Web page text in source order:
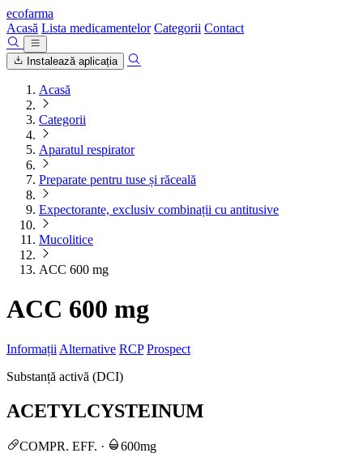
ecofarma
Acasă Lista medicamentelor Categorii Contact
Instalează aplicația
Acasă
Categorii
Aparatul respirator
Preparate pentru tuse și răceală
Expectorante, exclusiv combinații cu antitusive
Mucolitice
ACC 600 mg
ACC 600 mg
Informații Alternative RCP Prospect
Substanță activă (DCI)
ACETYLCYSTEINUM
COMPR. EFF. · 600mg